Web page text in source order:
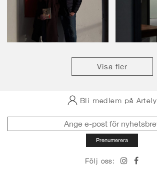
Visa fler
Bli medlem på Artely
Följ oss: